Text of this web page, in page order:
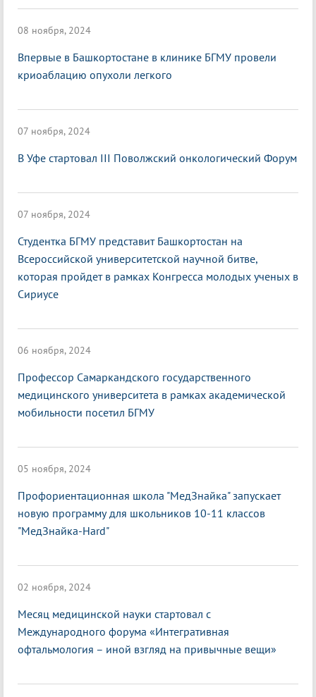
08 ноября, 2024
Впервые в Башкортостане в клинике БГМУ провели
криоаблацию опухоли легкого
07 ноября, 2024
В Уфе стартовал III Поволжский онкологический Форум
07 ноября, 2024
Студентка БГМУ представит Башкортостан на
Всероссийской университетской научной битве,
которая пройдет в рамках Конгресса молодых ученых в
Сириусе
06 ноября, 2024
Профессор Самаркандского государственного
медицинского университета в рамках академической
мобильности посетил БГМУ
05 ноября, 2024
Профориентационная школа "МедЗнайка" запускает
новую программу для школьников 10-11 классов
"МедЗнайка-Hard"
02 ноября, 2024
Месяц медицинской науки стартовал с
Международного форума «Интегративная
офтальмология – иной взгляд на привычные вещи»